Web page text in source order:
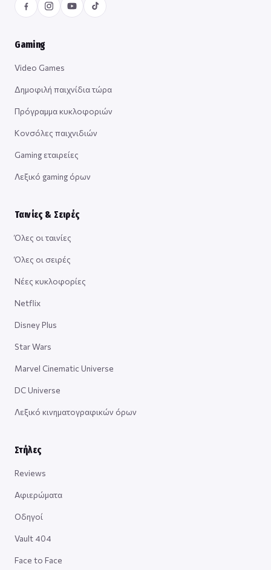
Gaming
Video Games
Δημοφιλή παιχνίδια τώρα
Πρόγραμμα κυκλοφοριών
Κονσόλες παιχνιδιών
Gaming εταιρείες
Λεξικό gaming όρων
Ταινίες & Σειρές
Όλες οι ταινίες
Όλες οι σειρές
Νέες κυκλοφορίες
Netflix
Disney Plus
Star Wars
Marvel Cinematic Universe
DC Universe
Λεξικό κινηματογραφικών όρων
Στήλες
Reviews
Αφιερώματα
Οδηγοί
Vault 404
Face to Face